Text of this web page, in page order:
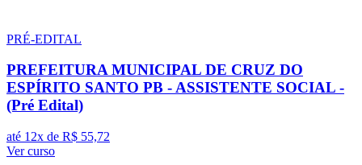
PRÉ-EDITAL
PREFEITURA MUNICIPAL DE CRUZ DO
ESPÍRITO SANTO PB - ASSISTENTE SOCIAL -
(Pré Edital)
até 12x de R$ 55,72
Ver curso